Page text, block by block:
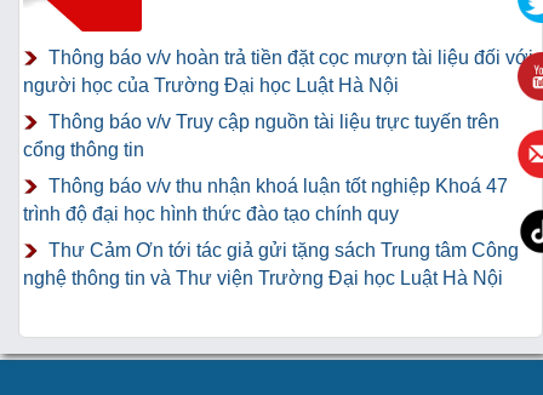
Thông báo v/v hoàn trả tiền đặt cọc mượn tài liệu đối với
người học của Trường Đại học Luật Hà Nội
Thông báo v/v Truy cập nguồn tài liệu trực tuyến trên
cổng thông tin
Thông báo v/v thu nhận khoá luận tốt nghiệp Khoá 47
trình độ đại học hình thức đào tạo chính quy
Thư Cảm Ơn tới tác giả gửi tặng sách Trung tâm Công
nghệ thông tin và Thư viện Trường Đại học Luật Hà Nội